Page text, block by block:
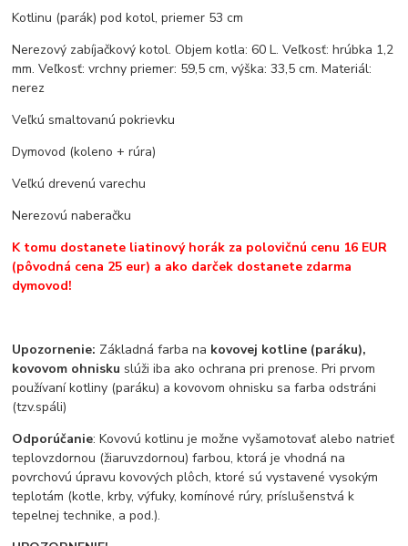
Kotlinu (parák) pod kotol, priemer 53 cm
Nerezový zabíjačkový kotol. Objem kotla: 60 L. Veľkosť: hrúbka 1,2
mm. Veľkosť: vrchny priemer: 59,5 cm, výška: 33,5 cm. Materiál:
nerez
Veľkú smaltovanú pokrievku
Dymovod (koleno + rúra)
Veľkú drevenú varechu
Nerezovú naberačku
K tomu dostanete liatinový horák za polovičnú cenu 16 EUR
(pôvodná cena 25 eur) a ako darček dostanete zdarma
dymovod!
Upozornenie: Základná farba na kovovej kotline (paráku),
kovovom ohnisku slúži iba ako ochrana pri prenose. Pri prvom
používaní kotliny (paráku) a kovovom ohnisku sa farba odstráni
(tzv.spáli)
Odporúčanie: Kovovú kotlinu je možne vyšamotovať alebo natrieť
teplovzdornou (žiaruvzdornou) farbou, ktorá je vhodná na
povrchovú úpravu kovových plôch, ktoré sú vystavené vysokým
teplotám (kotle, krby, výfuky, komínové rúry, príslušenstvá k
tepelnej technike, a pod.).